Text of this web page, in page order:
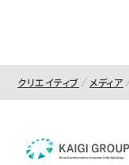
クリエイティブ メディア